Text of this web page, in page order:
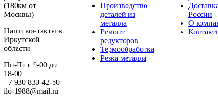
(180км от
Москвы)
Наши контакты в
Иркутской
области
Пн-Пт с 9-00 до
18-00
+7 930 830-42-50
ilo-1988@mail.ru
Производство
деталей из
металла
Ремонт
редукторов
Термообработка
Резка металла
России
О